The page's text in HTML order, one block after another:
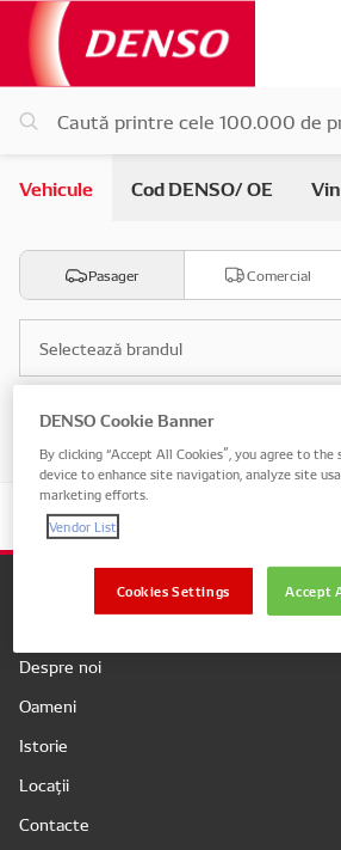
Vehicule Cod DENSO/ OE
Pasager Comercial
Selectează brandul
Selectează modelul
Companie
Despre noi
Oameni
Istorie
Locații
Contacte
DENSO Cookie Banner
By clicking “Accept All Cookies”, you agree to
device to enhance site navigation, analyze site
marketing efforts.
Vendor List
Accept
Cookies Settings